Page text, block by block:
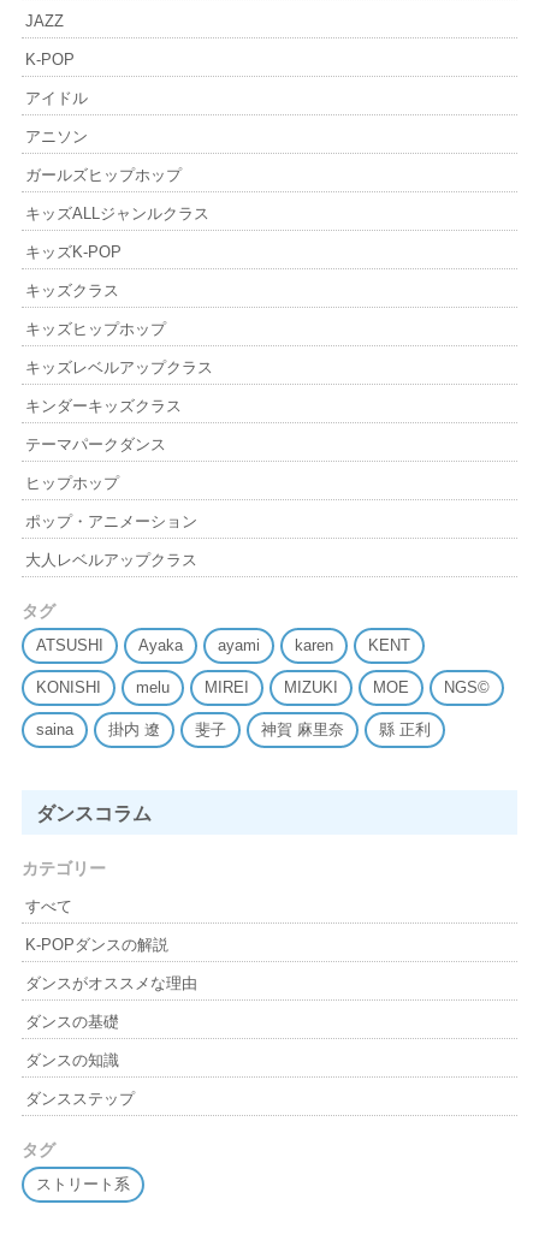
JAZZ
K-POP
アイドル
アニソン
ガールズヒップホップ
キッズALLジャンルクラス
キッズK-POP
キッズクラス
キッズヒップホップ
キッズレベルアップクラス
キンダーキッズクラス
テーマパークダンス
ヒップホップ
ポップ・アニメーション
大人レベルアップクラス
タグ
ATSUSHI Ayaka ayami karen KENT
KONISHI melu MIREI MIZUKI MOE NGS©
saina 掛内 遼 斐子 神賀 麻里奈 縣 正利
ダンスコラム
カテゴリー
すべて
K-POPダンスの解説
ダンスがオススメな理由
ダンスの基礎
ダンスの知識
ダンスステップ
タグ
ストリート系